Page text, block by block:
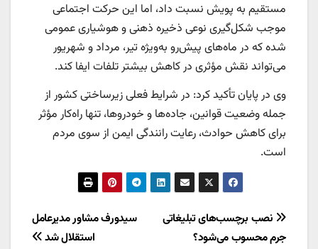
مستقیم به پویش نسبت داد، اما این حرکت اجتماعی
موجب شکل‌گیری نوعی ذخیره ذهنی و هوشیاری عمومی
شده که در ماه‌های پیش‌رو به‌ویژه تیر، مرداد و شهریور
می‌تواند نقش مؤثری در کاهش بیشتر تلفات ایفا کند.
وی در پایان تأکید کرد: در شرایط فعلی زیرساختی کشور از
جمله وضعیت قوانین، جاده‌ها و خودروها، تنها راه‌کار مؤثر
برای کاهش حوادث، رعایت رانندگی ایمن از سوی مردم
است.
راهبری
سیدورف مشاور مدیرعامل
استقلال شد
نصب برچسب‌های تبلیغاتی
جرم محسوب می‌شود؟